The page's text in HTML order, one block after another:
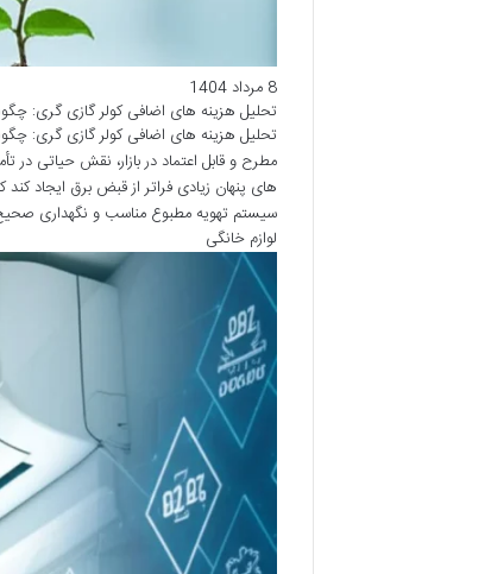
8 مرداد 1404
تحلیل هزینه های اضافی کولر گازی گری:
تحلیل هزینه های اضافی کولر گازی گری:
مطرح و قابل اعتماد در بازار، نقش حیاتی در
های پنهان زیادی فراتر از قبض برق ایجاد
سیستم تهویه مطبوع مناسب و نگهداری صحیح
لوازم خانگی